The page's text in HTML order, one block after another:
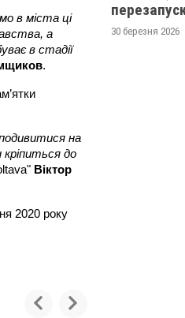
в міста ці
а
в стадії
.
на
до
Віктор
2020 року
30 березня 2026